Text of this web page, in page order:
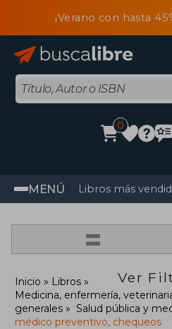
¡Verano con hasta
0
MENÚ Libros más
=
Ver
Inicio
Libros
Medicina, enfermería,
generales
Salud pública y
médico preventivo, chequeos